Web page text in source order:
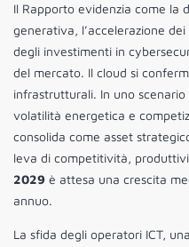
Il Rapporto evidenzia come la
generativa, l’accelerazione
degli investimenti in
del mercato. Il cloud si
infrastrutturali. In uno
volatilità energetica e
consolida come asset
leva di competitività,
2029 è attesa una crescita
annuo.
La sfida degli operatori ICT,